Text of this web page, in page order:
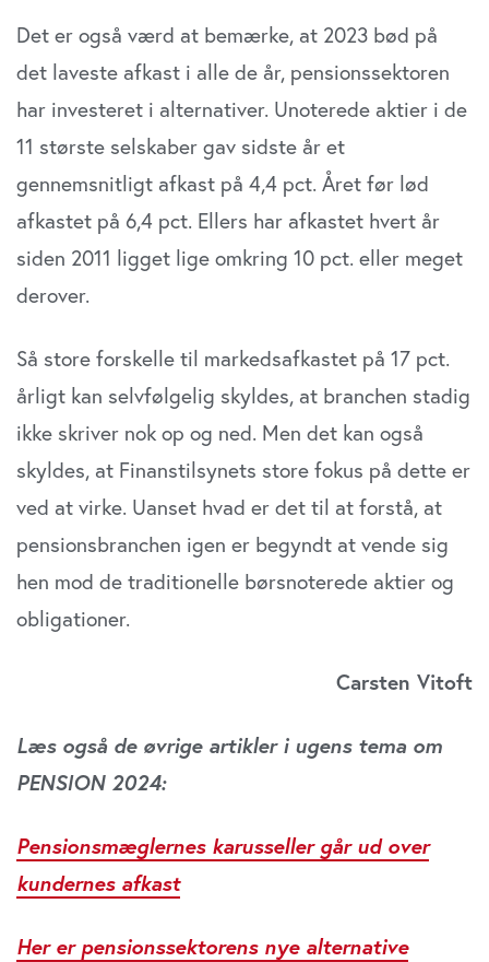
Det er også værd at bemærke, at 2023 bød på
det laveste afkast i alle de år, pensionssektoren
har investeret i alternativer. Unoterede aktier i de
11 største selskaber gav sidste år et
gennemsnitligt afkast på 4,4 pct. Året før lød
afkastet på 6,4 pct. Ellers har afkastet hvert år
siden 2011 ligget lige omkring 10 pct. eller meget
derover.
Så store forskelle til markedsafkastet på 17 pct.
årligt kan selvfølgelig skyldes, at branchen stadig
ikke skriver nok op og ned. Men det kan også
skyldes, at Finanstilsynets store fokus på dette er
ved at virke. Uanset hvad er det til at forstå, at
pensionsbranchen igen er begyndt at vende sig
hen mod de traditionelle børsnoterede aktier og
obligationer.
Carsten Vitoft
Læs også de øvrige artikler i ugens tema om
PENSION 2024:
Pensionsmæglernes karusseller går ud over
kundernes afkast
Her er pensionssektorens nye alternative